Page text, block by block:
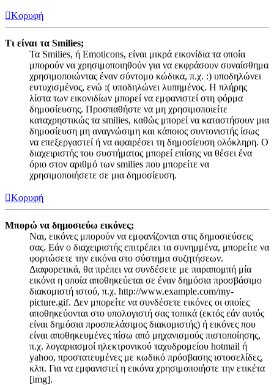
Κορυφή
Τι είναι τα Smilies;
Τα Smilies, ή Emoticons, είναι μικρά εικονίδια τα οποία
μπορούν να χρησιμοποιηθούν για να εκφράσουν συναίσθημα
χρησιμοποιώντας έναν σύντομο κώδικα, π.χ. :) υποδηλώνει
ευτυχισμένος, ενώ :( υποδηλώνει λυπημένος. Η πλήρης
λίστα των εικονιδίων μπορεί να εμφανιστεί στη φόρμα
δημοσίευσης. Προσπαθήστε να μη χρησιμοποιείτε
καταχρηστικώς τα smilies, καθώς μπορεί να καταστήσουν μια
δημοσίευση μη αναγνώσιμη και κάποιος συντονιστής ίσως
να επεξεργαστεί ή να αφαιρέσει τη δημοσίευση ολόκληρη. Ο
διαχειριστής του συστήματος μπορεί επίσης να θέσει ένα
όριο στον αριθμό των smilies που μπορείτε να
χρησιμοποιήσετε σε μια δημοσίευση.
Κορυφή
Μπορώ να δημοσιεύω εικόνες;
Ναι, εικόνες μπορούν να εμφανίζονται στις δημοσιεύσεις
σας. Εάν ο διαχειριστής επιτρέπει τα συνημμένα, μπορείτε να
φορτώσετε την εικόνα στο σύστημα συζητήσεων.
Διαφορετικά, θα πρέπει να συνδέσετε με παραπομπή μία
εικόνα η οποία αποθηκεύεται σε έναν δημόσια προσβάσιμο
διακομιστή ιστού, π.χ. http://www.example.com/my-
picture.gif. Δεν μπορείτε να συνδέσετε εικόνες οι οποίες
αποθηκεύονται στο υπολογιστή σας τοπικά (εκτός εάν αυτός
είναι δημόσια προσπελάσιμος διακομιστής) ή εικόνες που
είναι αποθηκευμένες πίσω από μηχανισμούς πιστοποίησης,
π.χ. λογαριασμοί ηλεκτρονικού ταχυδρομείου hotmail ή
yahoo, προστατευμένες με κωδικό πρόσβασης ιστοσελίδες,
κλπ. Για να εμφανιστεί η εικόνα χρησιμοποιήστε την ετικέτα
[img].